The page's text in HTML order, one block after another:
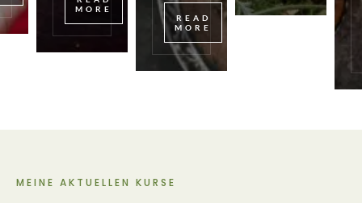
MORE
READ
MORE
MEINE AKTUELLEN KURSE